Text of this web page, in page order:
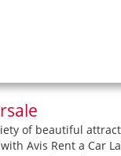
of beautiful
Avis Rent a Car